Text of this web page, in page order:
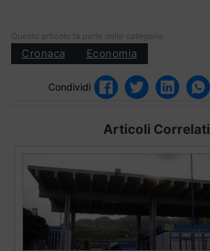
Questo articolo fa parte delle categorie:
Cronaca Economia
Condividi
Articoli Correlati